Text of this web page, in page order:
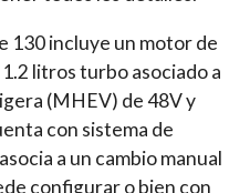
130 incluye un motor de
litros turbo asociado a
(MHEV) de 48V y
con sistema de
a un cambio manual
configurar o bien con